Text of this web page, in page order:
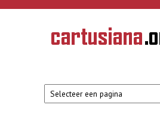
Overslaan en naar de inhoud gaan
Geschiedenis
van de